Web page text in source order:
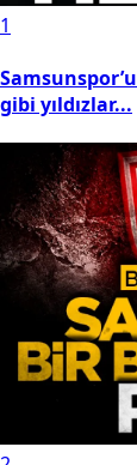
1
gibi yıldızlar...